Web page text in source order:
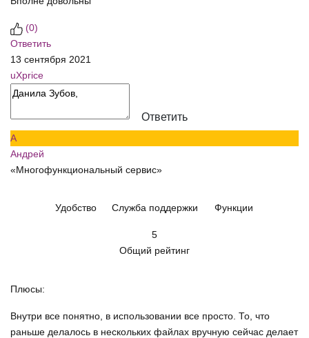
(0)
Ответить
13 сентября 2021
uXprice
Ответить
А
Андрей
«Многофункциональный сервис»
Удобство Служба поддержки Функции
5
Общий рейтинг
Плюсы:
Внутри все понятно, в использовании все просто. То, что
раньше делалось в нескольких файлах вручную сейчас делает